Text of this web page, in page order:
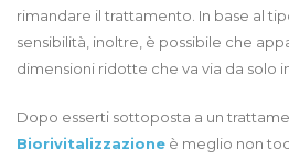
rimandare il trattamento. In base al
sensibilità, inoltre, è possibile che
dimensioni ridotte che va via da solo
Dopo esserti sottoposta a un
Biorivitalizzazione è meglio non